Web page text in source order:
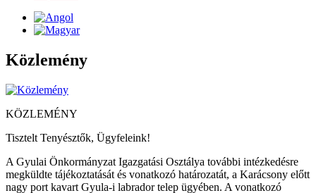
Közlemény
KÖZLEMÉNY
Tisztelt Tenyésztők, Ügyfeleink!
A Gyulai Önkormányzat Igazgatási Osztálya további intézkedésre
megküldte tájékoztatását és vonatkozó határozatát, a Karácsony előtt
nagy port kavart Gyula-i labrador telep ügyében. A vonatkozó